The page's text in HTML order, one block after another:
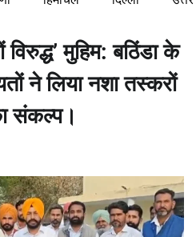
मुहिम: बठिंडा के
ने लिया नशा तस्करों
संकल्प।